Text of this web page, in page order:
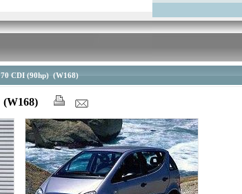
CDI (90hp) (W168)
(W168)